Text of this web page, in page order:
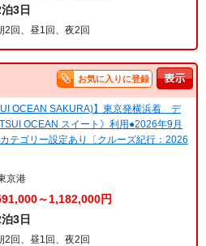
3日
2回、昼1回、夜2回
お気に入りに登録
OCEAN SAKURA)】東京発横浜着 デ
OCEAN スイート》利用●2026年9月
テゴリー設定あり〔クルーズ紀行：2026
京港
～1,182,000円
3日
2回、昼1回、夜2回